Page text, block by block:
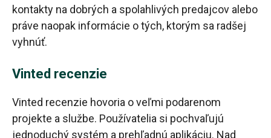
kontakty na dobrých a spolahlivých predajcov alebo
práve naopak informácie o tých, ktorým sa radšej
vyhnúť.
Vinted recenzie
Vinted recenzie hovoria o veľmi podarenom
projekte a službe. Používatelia si pochvaľujú
jednoduchý systém a prehľadnú aplikáciu. Nad